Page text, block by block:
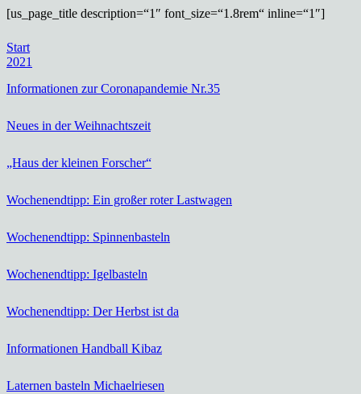
[us_page_title description=“1″ font_size=“1.8rem“ inline=“1″]
Start
2021
Informationen zur Coronapandemie Nr.35
Neues in der Weihnachtszeit
„Haus der kleinen Forscher“
Wochenendtipp: Ein großer roter Lastwagen
Wochenendtipp: Spinnenbasteln
Wochenendtipp: Igelbasteln
Wochenendtipp: Der Herbst ist da
Informationen Handball Kibaz
Laternen basteln Michaelriesen